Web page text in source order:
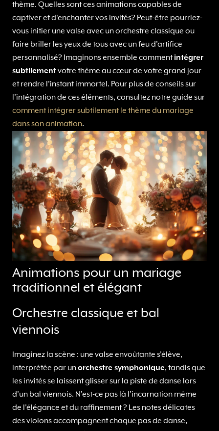
thème. Quelles sont ces animations capables de
captiver et d'enchanter vos invités? Peut-être pourriez-
vous initier une valse avec un orchestre classique ou
faire briller les yeux de tous avec un feu d'artifice
personnalisé? Imaginons ensemble commentintégrer
subtilementvotre thème au cœur de votre grand jour
et rendre l'instant immortel. Pour plus de conseils sur
l'intégration de ces éléments, consultez notre guide sur
comment intégrer subtilement le thème du mariage
dans son animation.
Animations pour un mariage
traditionnel et élégant
Orchestre classique et bal
viennois
Imaginez la scène : une valse envoûtante s'élève,
interprétée par unorchestre symphonique, tandis que
les invités se laissent glisser sur la piste de danse lors
d'un bal viennois. N'est-ce pas là l'incarnation même
de l'élégance et du raffinement ? Les notes délicates
des violons accompagnent chaque pas de danse,